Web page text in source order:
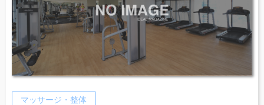
マッサージ・整体